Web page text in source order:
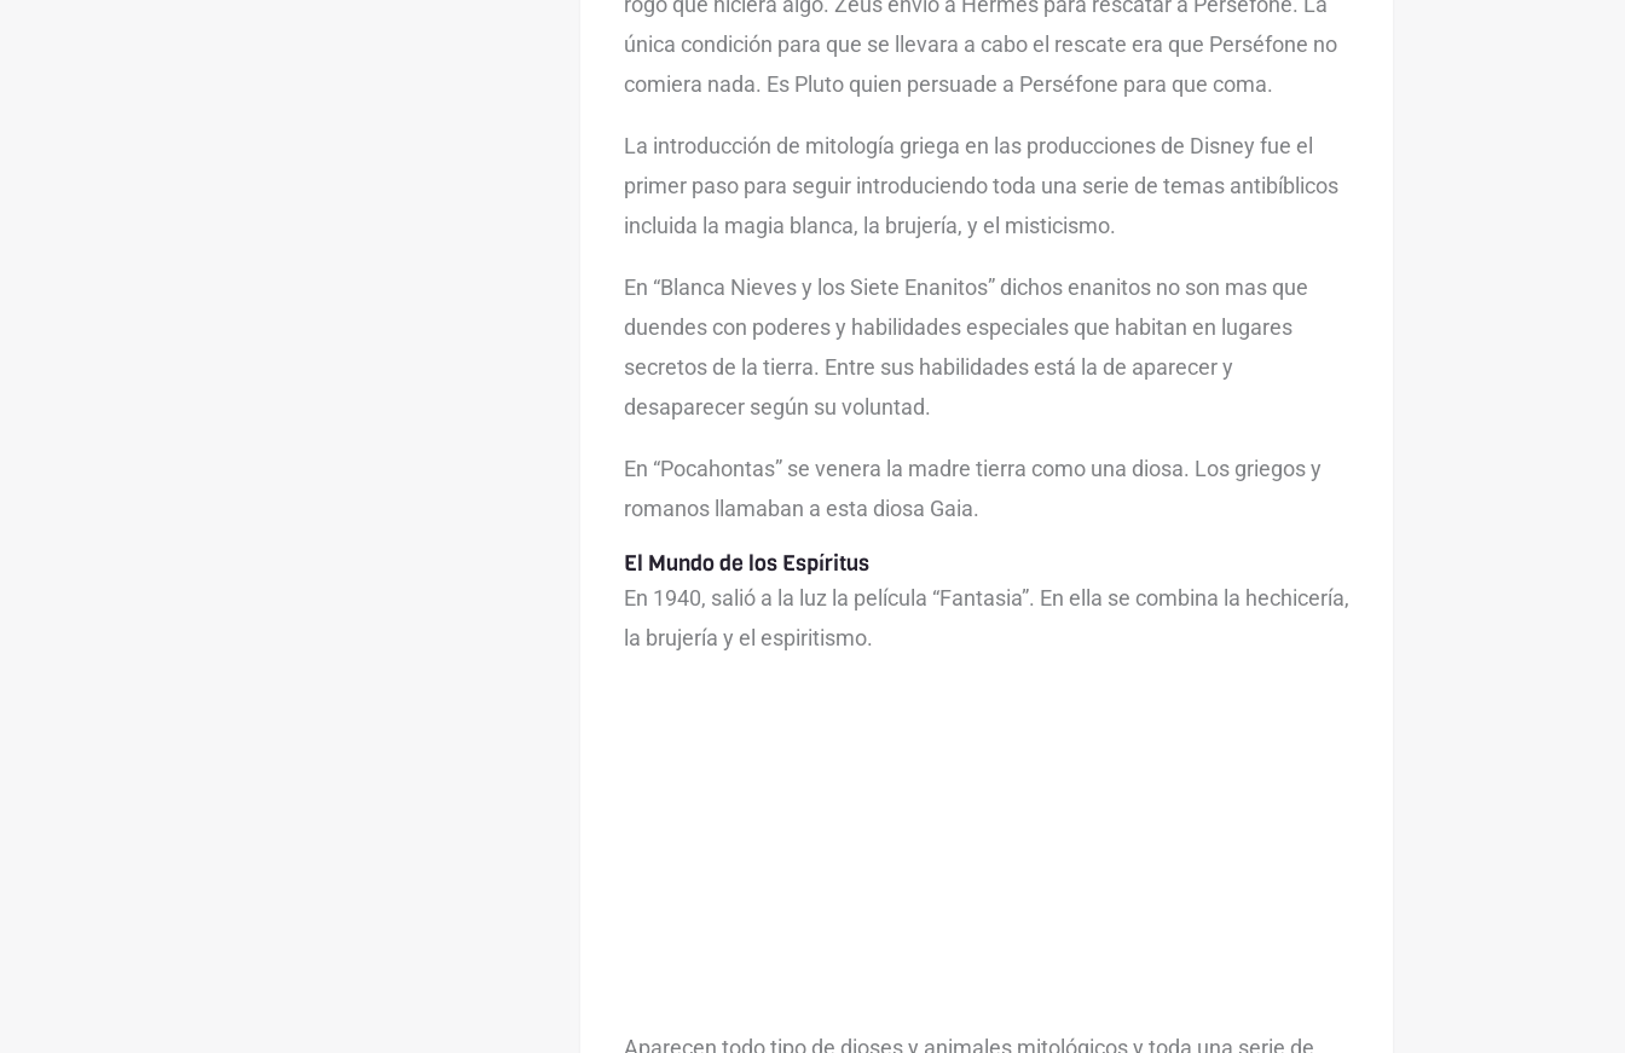
única condición para que se llevara a cabo el rescate era que Perséfone no
comiera nada. Es Pluto quien persuade a Perséfone para que coma.
La introducción de mitología griega en las producciones de Disney fue el
primer paso para seguir introduciendo toda una serie de temas antibíblicos
incluida la magia blanca, la brujería, y el misticismo.
En “Blanca Nieves y los Siete Enanitos” dichos enanitos no son mas que
duendes con poderes y habilidades especiales que habitan en lugares
secretos de la tierra. Entre sus habilidades está la de aparecer y
desaparecer según su voluntad.
En “Pocahontas” se venera la madre tierra como una diosa. Los griegos y
romanos llamaban a esta diosa Gaia.
El Mundo de los Espíritus
En 1940, salió a la luz la película “Fantasia”. En ella se combina la hechicería,
la brujería y el espiritismo.
Aparecen todo tipo de dioses y animales mitológicos y toda una serie de